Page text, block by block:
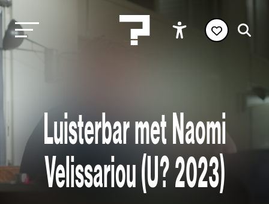
Luisterbar met Naomi
Velissariou (U? 2023)